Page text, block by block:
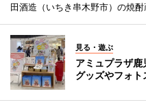
田酒造（いちき串木野市）の焼酎
見る・遊ぶ
アミュプラザ
グッズやフォト